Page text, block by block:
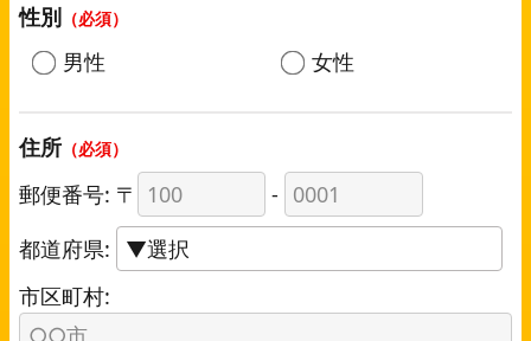
性別 （必須）
男性 女性
住所 （必須）
郵便番号: 〒
-
都道府県:
市区町村: